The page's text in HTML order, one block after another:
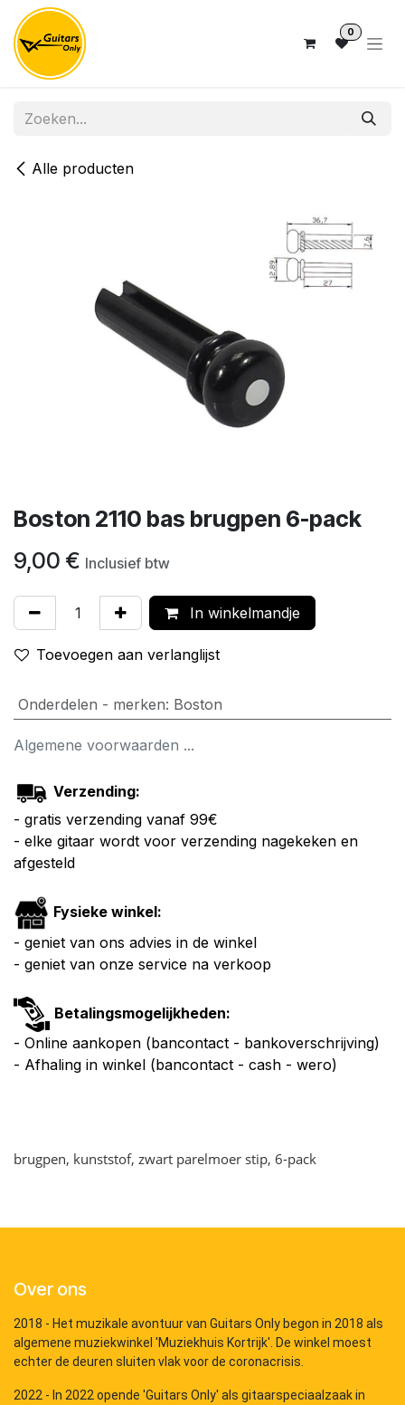
Overslaan naar inhoud
0
Alle producten
Boston 2110 bas brugpen 6-pack
9,00 € Inclusief btw
In winkelmandje
Toevoegen aan verlanglijst
Onderdelen - merken: Boston
Algemene voorwaarden ...
Verzending:
- gratis verzending vanaf 99€
- elke gitaar wordt voor verzending nagekeken en
afgesteld
Fysieke winkel:
- geniet van ons advies in de winkel
- geniet van onze service na verkoop
Betalingsmogelijkheden:
- Online aankopen (bancontact - bankoverschrijving)
- Afhaling in winkel (bancontact - cash - wero)
brugpen, kunststof, zwart parelmoer stip, 6-pack
Over ons
2018 - Het muzikale avontuur van Guitars Only begon in 2018 als
algemene muziekwinkel 'Muziekhuis Kortrijk'. De winkel moest
echter de deuren sluiten vlak voor de coronacrisis.
2022 - In 2022 opende 'Guitars Only' als gitaarspeciaalzaak in